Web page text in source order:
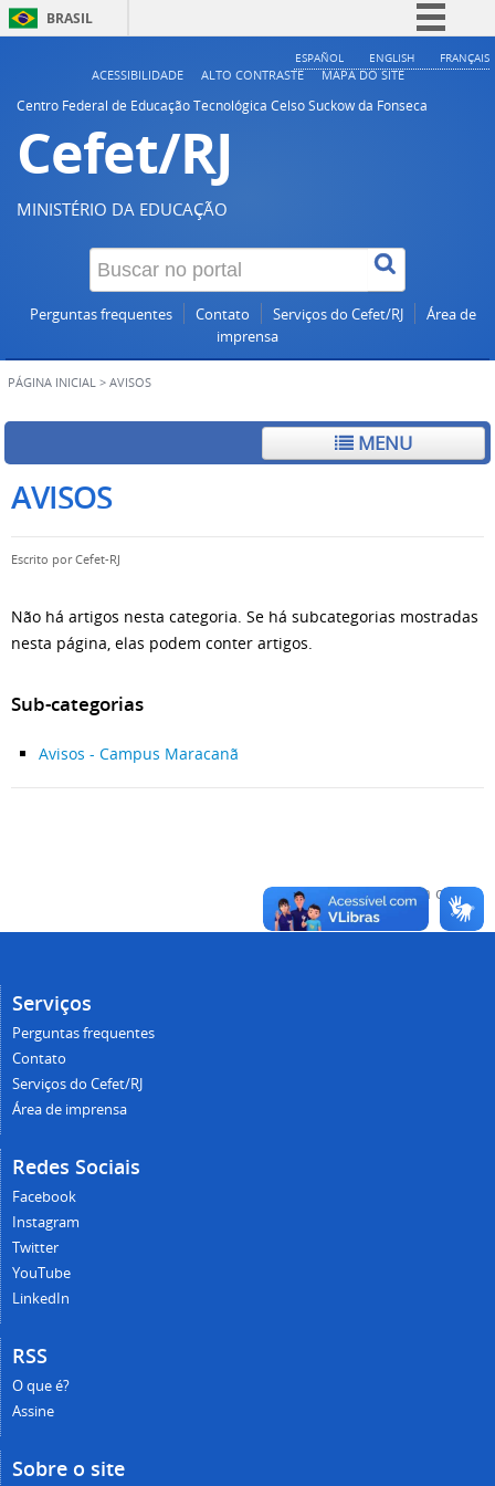
BRASIL
Simplifique!
ESPAÑOL ENGLISH FRANÇAIS
ACESSIBILIDADE ALTO CONTRASTE
MAPA DO SITE
Centro Federal de Educação Tecnológica Celso Suckow da Fonseca
Cefet/RJ
MINISTÉRIO DA EDUCAÇÃO
Perguntas frequentes Contato Serviços do Cefet/RJ
Área de
imprensa
PÁGINA INICIAL > AVISOS
MENU
AVISOS
Escrito porCefet-RJ
Não há artigos nesta categoria. Se há subcategorias mostradas
nesta página, elas podem conter artigos.
Sub-categorias
Avisos - Campus Maracanã
Voltar para o topo
Serviços
Perguntas frequentes
Contato
Serviços do Cefet/RJ
Área de imprensa
Redes Sociais
Facebook
Instagram
Twitter
YouTube
LinkedIn
RSS
O que é?
Assine
Sobre o site